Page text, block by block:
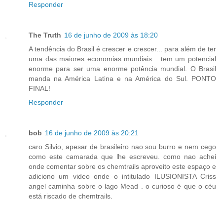
Responder
The Truth 16 de junho de 2009 às 18:20
A tendência do Brasil é crescer e crescer... para além de ter
uma das maiores economias mundiais... tem um potencial
enorme para ser uma enorme potência mundial. O Brasil
manda na América Latina e na América do Sul. PONTO
FINAL!
Responder
bob 16 de junho de 2009 às 20:21
caro Silvio, apesar de brasileiro nao sou burro e nem cego
como este camarada que lhe escreveu. como nao achei
onde comentar sobre os chemtrails aproveito este espaço e
adiciono um video onde o intitulado ILUSIONISTA Criss
angel caminha sobre o lago Mead . o curioso é que o céu
está riscado de chemtrails.